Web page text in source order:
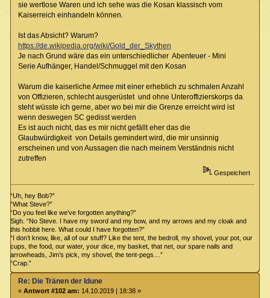
sie wertlose Waren und ich sehe was die Kosan klassisch vom
Kaiserreich einhandeln können.
Ist das Absicht? Warum?
https://de.wikipedia.org/wiki/Gold_der_Skythen
Je nach Grund wäre das ein unterschiedlicher Abenteuer - Mini
Serie Aufhänger, Handel/Schmuggel mit den Kosan
Warum die kaiserliche Armee mit einer erheblich zu schmalen Anzahl
von Offizieren, schlecht ausgerüstet und ohne Unteroffizierskorps da
steht wüsste ich gerne, aber wo bei mir die Grenze erreicht wird ist
wenn deswegen SC gedisst werden
Es ist auch nicht, das es mir nicht gefällt eher das die
Glaubwürdigkeit von Details gemindert wird, die mir unsinnig
erscheinen und von Aussagen die nach meinem Verständnis nicht
zutreffen
Gespeichert
“Uh, hey Bob?”
“What Steve?”
“Do you feel like we’ve forgotten anything?”
Sigh. “No Steve. I have my sword and my bow, and my arrows and my cloak and
this hobbit here. What could I have forgotten?”
“I don’t know, like, all of our stuff? Like the tent, the bedroll, my shovel, your pot, our
cups, the food, our water, your dice, my basket, that net, our spare nails and
arrowheads, Jim’s pick, my shovel, the tent-pegs…”
“Crap.”
Re: Die Tränen der Idune
« Antwort #102 am: 14.10.2019 | 18:38 »